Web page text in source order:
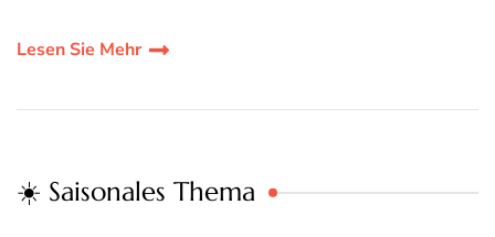
Lesen Sie Mehr
☀️ Saisonales Thema